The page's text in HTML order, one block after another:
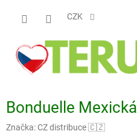
CZK
Bonduelle
Značka:CZ distribuce 🇨🇿